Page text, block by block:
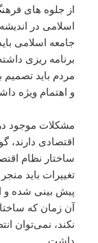
از جلوه هاى
اسلامى در
جامعه اسلامى
برنامه ریزى
مردم باید
و اهتمام ویژه
مشکلات موجود
اقتصادى دارند،
ساختار نظام
تغییرات باید
پیش بینى شده و
آن زمان که
نکند، نمى‌توان